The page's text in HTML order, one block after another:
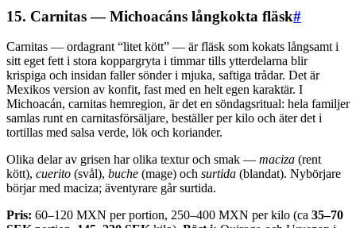
15. Carnitas — Michoacáns långkokta fläsk#
Carnitas — ordagrant “litet kött” — är fläsk som kokats långsamt i
sitt eget fett i stora koppargryta i timmar tills ytterdelarna blir
krispiga och insidan faller sönder i mjuka, saftiga trådar. Det är
Mexikos version av konfit, fast med en helt egen karaktär. I
Michoacán, carnitas hemregion, är det en söndagsritual: hela familjer
samlas runt en carnitasförsäljare, beställer per kilo och äter det i
tortillas med salsa verde, lök och koriander.
Olika delar av grisen har olika textur och smak — maciza (rent
kött), cuerito (svål), buche (mage) och surtida (blandat). Nybörjare
börjar med maciza; äventyrare går surtida.
Pris: 60–120 MXN per portion, 250–400 MXN per kilo (ca 35–70